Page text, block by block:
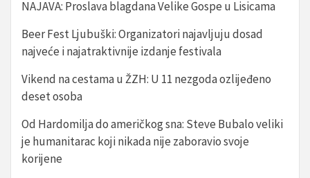
NAJAVA: Proslava blagdana Velike Gospe u Lisicama
Beer Fest Ljubuški: Organizatori najavljuju dosad
najveće i najatraktivnije izdanje festivala
Vikend na cestama u ŽZH: U 11 nezgoda ozlijeđeno
deset osoba
Od Hardomilja do američkog sna: Steve Bubalo veliki
je humanitarac koji nikada nije zaboravio svoje
korijene